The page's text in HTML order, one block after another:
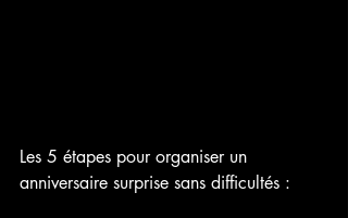
Les 5 étapes pour organiser un
anniversaire surprise sans difficultés :